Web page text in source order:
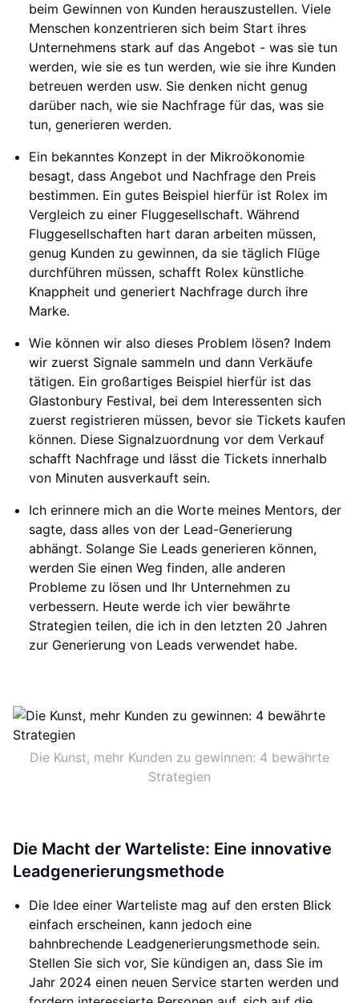
beim Gewinnen von Kunden herauszustellen. Viele
Menschen konzentrieren sich beim Start ihres
Unternehmens stark auf das Angebot - was sie tun
werden, wie sie es tun werden, wie sie ihre Kunden
betreuen werden usw. Sie denken nicht genug
darüber nach, wie sie Nachfrage für das, was sie
tun, generieren werden.
Ein bekanntes Konzept in der Mikroökonomie
besagt, dass Angebot und Nachfrage den Preis
bestimmen. Ein gutes Beispiel hierfür ist Rolex im
Vergleich zu einer Fluggesellschaft. Während
Fluggesellschaften hart daran arbeiten müssen,
genug Kunden zu gewinnen, da sie täglich Flüge
durchführen müssen, schafft Rolex künstliche
Knappheit und generiert Nachfrage durch ihre
Marke.
Wie können wir also dieses Problem lösen? Indem
wir zuerst Signale sammeln und dann Verkäufe
tätigen. Ein großartiges Beispiel hierfür ist das
Glastonbury Festival, bei dem Interessenten sich
zuerst registrieren müssen, bevor sie Tickets kaufen
können. Diese Signalzuordnung vor dem Verkauf
schafft Nachfrage und lässt die Tickets innerhalb
von Minuten ausverkauft sein.
Ich erinnere mich an die Worte meines Mentors, der
sagte, dass alles von der Lead-Generierung
abhängt. Solange Sie Leads generieren können,
werden Sie einen Weg finden, alle anderen
Probleme zu lösen und Ihr Unternehmen zu
verbessern. Heute werde ich vier bewährte
Strategien teilen, die ich in den letzten 20 Jahren
zur Generierung von Leads verwendet habe.
Die Kunst, mehr Kunden zu gewinnen: 4 bewährte
Strategien
Die Macht der Warteliste: Eine innovative
Leadgenerierungsmethode
Die Idee einer Warteliste mag auf den ersten Blick
einfach erscheinen, kann jedoch eine
bahnbrechende Leadgenerierungsmethode sein.
Stellen Sie sich vor, Sie kündigen an, dass Sie im
Jahr 2024 einen neuen Service starten werden und